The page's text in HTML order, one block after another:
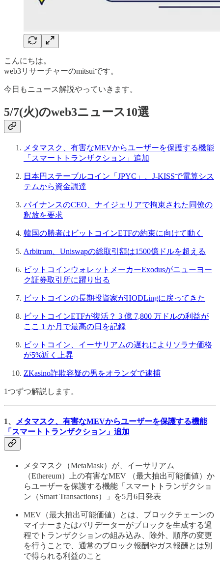
こんにちは。
web3リサーチャーのmitsuiです。
今日もニュース解説やっていきます。
5/7(火)のweb3ニュース10選
メタマスク、有害なMEVからユーザーを保護する機能
「スマートトランザクション」追加
日本円ステーブルコイン「JPYC」、J-KISSで電算シス
テムから資金調達
バイナンスのCEO、ナイジェリアで拘束された同僚の
釈放を要求
韓国の勝者はビットコインETFの約束に向けて動く
Arbitrum、Uniswapの総取引額は1500億ドルを超える
ビットコインウォレットメーカーExodusがニューヨー
ク証券取引所に躍り出る
ビットコインの長期投資家がHODLingに戻ってきた
ビットコインETFが復活？ 3 億 7,800 万ドルの利益が
ここ 1 か月で最高の日を記録
ビットコイン、イーサリアムの遅れによりソラナ価格
が5%近く上昇
ZKasino詐欺容疑の男をオランダで逮捕
1つずつ解説します。
1、
メタマスク、有害なMEVからユーザーを保護する機能
「スマートトランザクション」追加
メタマスク（MetaMask）が、イーサリアム
（Ethereum）上の有害なMEV （最大抽出可能価値）か
らユーザーを保護する機能「スマートトランザクショ
ン（Smart Transactions）」を5月6日発表
MEV（最大抽出可能価値）とは、ブロックチェーンの
マイナーまたはバリデーターがブロックを生成する過
程でトランザクションの組み込み、除外、順序の変更
を行うことで、通常のブロック報酬やガス報酬とは別
で得られる利益のこと